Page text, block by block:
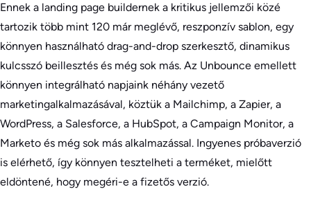
Ennek a landing page buildernek a kritikus jellemzői közé
tartozik több mint 120 már meglévő, reszponzív sablon, egy
könnyen használható drag-and-drop szerkesztő, dinamikus
kulcsszó beillesztés és még sok más. Az Unbounce emellett
könnyen integrálható napjaink néhány vezető
marketingalkalmazásával, köztük a Mailchimp, a Zapier, a
WordPress, a Salesforce, a HubSpot, a Campaign Monitor, a
Marketo és még sok más alkalmazással. Ingyenes próbaverzió
is elérhető, így könnyen tesztelheti a terméket, mielőtt
eldöntené, hogy megéri-e a fizetős verzió.